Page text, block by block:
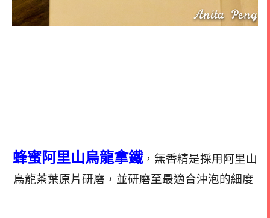
蜂蜜阿里山烏龍拿鐵，無香精是採用阿里山
烏龍茶葉原片研磨，並研磨至最適合沖泡的細度